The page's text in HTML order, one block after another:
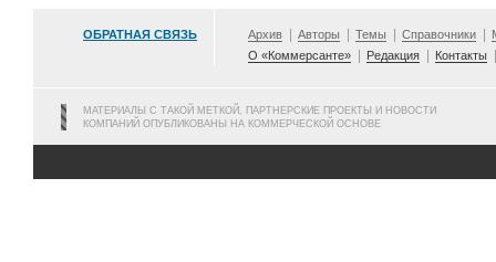
ОБРАТНАЯ СВЯЗЬ Архив Авторы Темы Справочники
О «Коммерсанте»
Редакция Контакты
МАТЕРИАЛЫ С ТАКОЙ МЕТКОЙ, ПАРТНЕРСКИЕ ПРОЕКТЫ И НОВОСТИ
КОМПАНИЙ ОПУБЛИКОВАНЫ НА КОММЕРЧЕСКОЙ ОСНОВЕ